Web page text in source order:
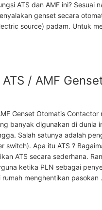
ATS dan AMF ini? Sesuai
genset secara
source) padam. Untuk
/ AMF
Genset Otomatis Contactor
banyak digunakan di dunia
Salah satunya adalah
switch). Apa itu ATS ?
ATS secara sederhana.
ketika PLN sebagai
rumah menghentikan pasokan